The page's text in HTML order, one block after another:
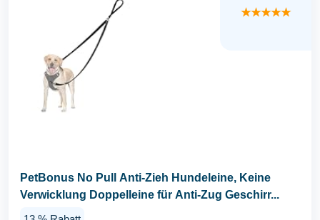
★★★★★
PetBonus No Pull Anti-Zieh Hundeleine, Keine
Verwicklung Doppelleine für Anti-Zug Geschirr...